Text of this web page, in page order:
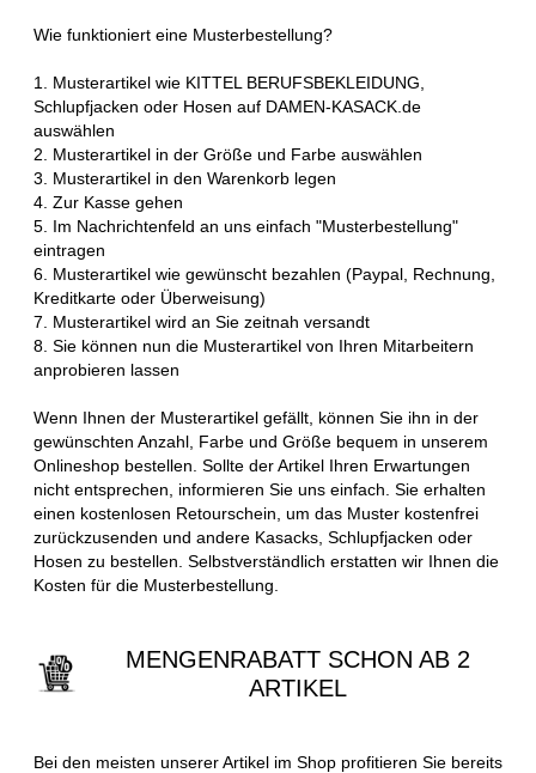
Wie funktioniert eine Musterbestellung?
1. Musterartikel wie KITTEL BERUFSBEKLEIDUNG,
Schlupfjacken oder Hosen auf DAMEN-KASACK.de
auswählen
2. Musterartikel in der Größe und Farbe auswählen
3. Musterartikel in den Warenkorb legen
4. Zur Kasse gehen
5. Im Nachrichtenfeld an uns einfach "Musterbestellung"
eintragen
6. Musterartikel wie gewünscht bezahlen (Paypal, Rechnung,
Kreditkarte oder Überweisung)
7. Musterartikel wird an Sie zeitnah versandt
8. Sie können nun die Musterartikel von Ihren Mitarbeitern
anprobieren lassen
Wenn Ihnen der Musterartikel gefällt, können Sie ihn in der
gewünschten Anzahl, Farbe und Größe bequem in unserem
Onlineshop bestellen. Sollte der Artikel Ihren Erwartungen
nicht entsprechen, informieren Sie uns einfach. Sie erhalten
einen kostenlosen Retourschein, um das Muster kostenfrei
zurückzusenden und andere Kasacks, Schlupfjacken oder
Hosen zu bestellen. Selbstverständlich erstatten wir Ihnen die
Kosten für die Musterbestellung.
MENGENRABATT SCHON AB 2
ARTIKEL
Bei den meisten unserer Artikel im Shop profitieren Sie bereits